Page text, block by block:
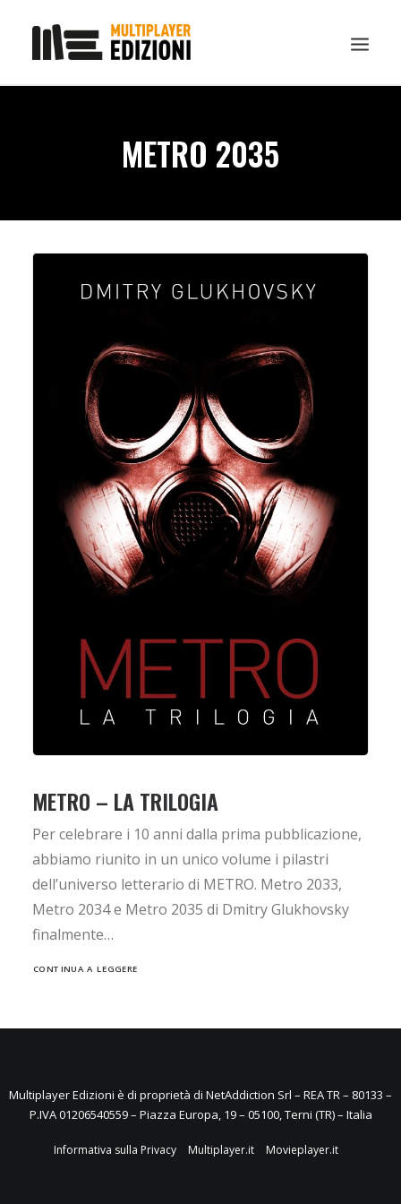
GADGET
NEWS
RICERCA
METRO 2035
METRO – LA TRILOGIA
Per celebrare i 10 anni dalla prima pubblicazione,
abbiamo riunito in un unico volume i pilastri
dell’universo letterario di METRO. Metro 2033,
Metro 2034 e Metro 2035 di Dmitry Glukhovsky
finalmente…
CONTINUA A LEGGERE
Multiplayer Edizioni è di proprietà di NetAddiction Srl – REA TR – 80133 –
P.IVA 01206540559 – Piazza Europa, 19 – 05100, Terni (TR) – Italia
Informativa sulla Privacy Multiplayer.it Movieplayer.it